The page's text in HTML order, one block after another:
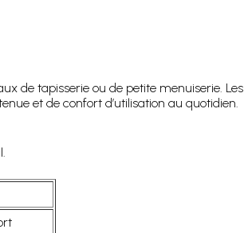
de tapisserie ou de petite menuiserie. Les
et de confort d’utilisation au quotidien.